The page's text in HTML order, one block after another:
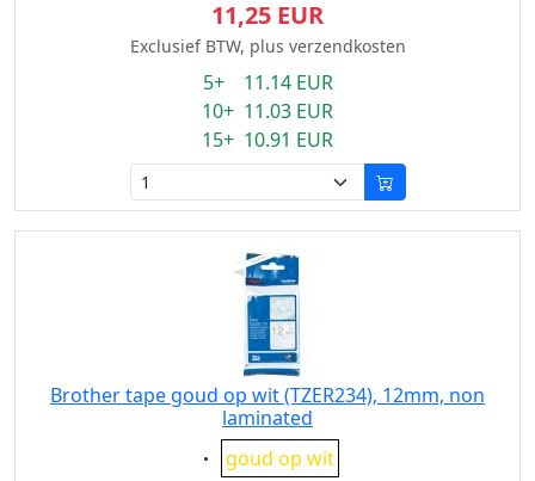
11,25 EUR
Exclusief BTW, plus verzendkosten
5+ 11.14 EUR
10+ 11.03 EUR
15+ 10.91 EUR
Brother tape goud op wit (TZER234), 12mm, non
laminated
Eigenschaft:
goud op wit